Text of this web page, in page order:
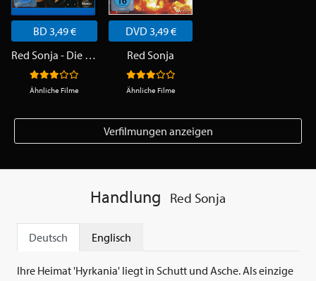
BD 3,49 €
Red Sonja - Die Rache der Schwertkämpferin
Ähnliche Filme
DVD 3,49 €
Red Sonja
Ähnliche Filme
Verfilmungen anzeigen
Handlung Red Sonja
Deutsch Englisch
Ihre Heimat 'Hyrkania' liegt in Schutt und Asche. Als einzige